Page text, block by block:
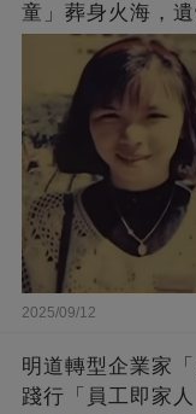
童」葬身火海，
崩：真正的英雄
2025/09/12
明道轉型企業家
踐行「員工即家